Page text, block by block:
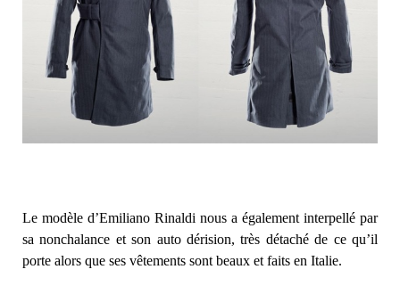
Le modèle d’Emiliano Rinaldi nous a également interpellé par
sa nonchalance et son auto dérision, très détaché de ce qu’il
porte alors que ses vêtements sont beaux et faits en Italie.